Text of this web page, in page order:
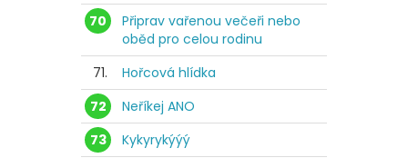
70
Připrav vařenou večeři nebo
oběd pro celou rodinu
71.
Hořcová hlídka
72
Neříkej ANO
73
Kykyrykýýý